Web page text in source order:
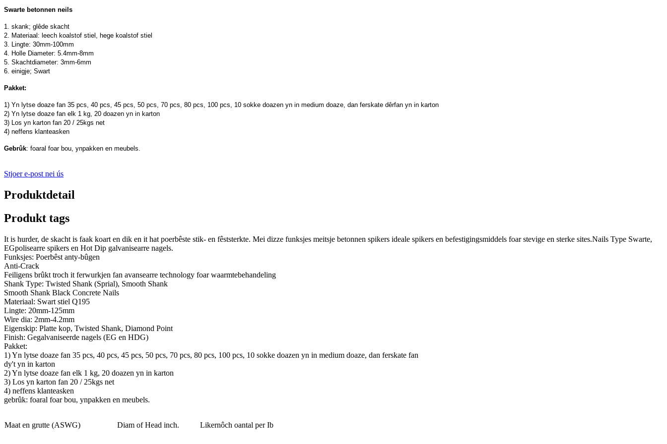
Swarte betonnen neils
1. skank; glêde skacht
2. Materiaal: leech koalstof stiel, hege koalstof stiel
3. Lingte: 30mm-100mm
4. Holle Diameter: 5.4mm-8mm
5. Skachtdiameter: 3mm-6mm
6. einigje; Swart
Pakket:
1) Yn lytse doaze fan 35 pcs, 40 pcs, 45 pcs, 50 pcs, 70 pcs, 80 pcs, 100 pcs, 10 sokke doazen yn in medium doaze, dan ferskate dêrfan yn in karton
2) Yn lytse doaze fan elk 1 kg, 20 doazen yn in karton
3) Los yn karton fan 20 / 25kgs net
4) neffens klanteasken
Gebrûk: foaral foar bou, ynpakken en meubels.
Stjoer e-post nei ús
Produktdetail
Produkt tags
It is hurder, de skacht is faak koart en dik en it hat poerbêste stik- en fêststerkte. Mei dizze funksjes meitsje betonnen spikers ideale spikers en befestigingsmiddels foar stevige en sterke sites.Nails Type Swarte,
EGpolisearre spikers en Hot Dip galvanisearre nagels.
Funksjes: Poerbêst anty-bûgen
Anti-Crack
Feiligens brûkt troch it ferwurkjen fan avansearre technology foar waarmtebehandeling
Shank Type: Twisted Shank (Sprial), Smooth Shank
Smooth Shank Black Concrete Nails
Materiaal: Swart stiel Q195
Lingte: 20mm-125mm
Wire dia: 2mm-4.2mm
Eigenskip: Platte kop, Twisted Shank, Diamond Point
Finish: Gegalvaniseerde nagels (EG en HDG)
Pakket:
1) Yn lytse doaze fan 35 pcs, 40 pcs, 45 pcs, 50 pcs, 70 pcs, 80 pcs, 100 pcs, 10 sokke doazen yn in medium doaze, dan ferskate fan
dy't yn in karton
2) Yn lytse doaze fan elk 1 kg, 20 doazen yn in karton
3) Los yn karton fan 20 / 25kgs net
4) neffens klanteasken
gebrûk: foaral foar bou, ynpakken en meubels.
Maat en grutte (ASWG) Diam of Head inch. Likernôch oantal per Ib